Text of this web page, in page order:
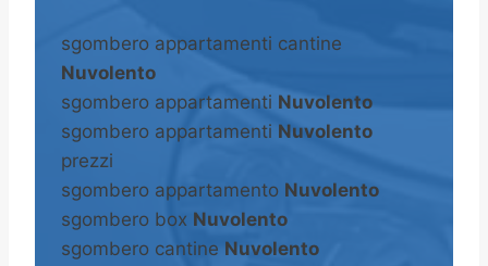
sgombero appartamenti cantine
Nuvolento
sgombero appartamenti Nuvolento
sgombero appartamenti Nuvolento
prezzi
sgombero appartamento Nuvolento
sgombero box Nuvolento
sgombero cantine Nuvolento